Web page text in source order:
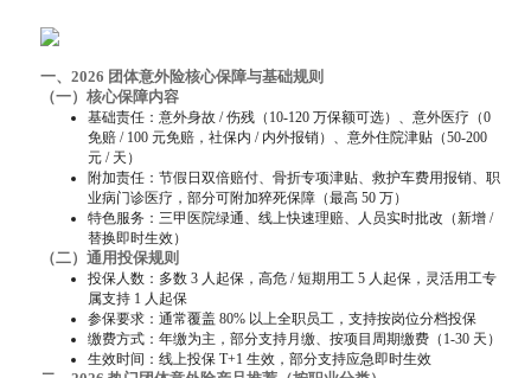
一、2026 团体意外险核心保障与基础规则
（一）核心保障内容
基础责任：意外身故 / 伤残（10-120 万保额可选）、意外医疗（0
免赔 / 100 元免赔，社保内 / 内外报销）、意外住院津贴（50-200
元 / 天）
附加责任：节假日双倍赔付、骨折专项津贴、救护车费用报销、职
业病门诊医疗，部分可附加猝死保障（最高 50 万）
特色服务：三甲医院绿通、线上快速理赔、人员实时批改（新增 /
替换即时生效）
（二）通用投保规则
投保人数：多数 3 人起保，高危 / 短期用工 5 人起保，灵活用工专
属支持 1 人起保
参保要求：通常覆盖 80% 以上全职员工，支持按岗位分档投保
缴费方式：年缴为主，部分支持月缴、按项目周期缴费（1-30 天）
生效时间：线上投保 T+1 生效，部分支持应急即时生效